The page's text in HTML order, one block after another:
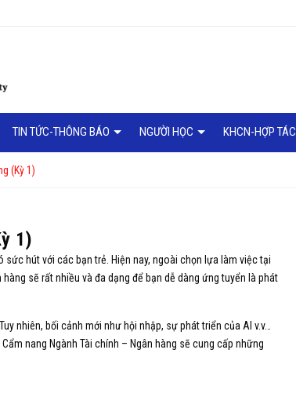
TIN TỨC-THÔNG BÁO NGƯỜI HỌC KHCN-HỢP TÁC
(Kỳ 1)
1)
hút với các bạn trẻ. Hiện nay, ngoài chọn lựa làm việc tại
sẽ rất nhiều và đa dạng để bạn dễ dàng ứng tuyển là phát
nhiên, bối cảnh mới như hội nhập, sự phát triển của AI v.v…
nang Ngành Tài chính – Ngân hàng sẽ cung cấp những